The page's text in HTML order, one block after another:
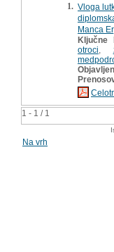
1 - 1 / 1
1. Vloga
Manca
Ključne
otroci
Na vrh